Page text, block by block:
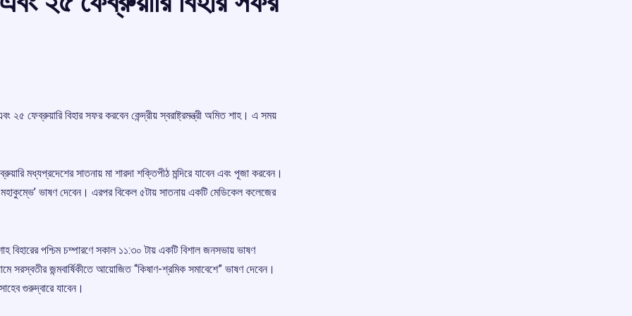
ফেব্রুয়ারি বিহার সফর করবেন কেন্দ্রীয় স্বরাষ্ট্রমন্ত্রী অমিত শাহ। এ সময়
মধ্যপ্রদেশের সাতনায় মা শারদা শক্তিপীঠ মন্দিরে যাবেন এবং পূজা করবেন।
ভাষণ দেবেন। এরপর বিকেল ৫টায় সাতনায় একটি মেডিকেল কলেজের
বিহারের পশ্চিম চম্পারণে সকাল ১১:৩০ টায় একটি বিশাল জনসভায় ভাষণ
সরস্বতীর জন্মবার্ষিকীতে আয়োজিত “কিষাণ-শ্রমিক সমাবেশে” ভাষণ দেবেন।
গুরুদ্বারে যাবেন।